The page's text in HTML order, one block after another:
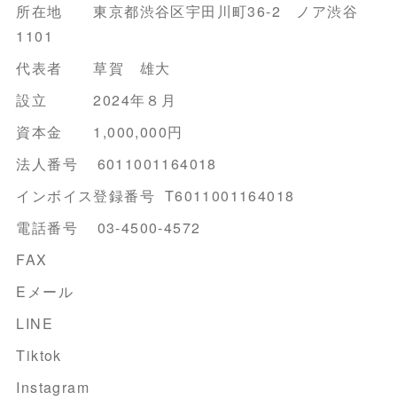
所在地 東京都渋谷区宇田川町36-2 ノア渋谷
1101
代表者 草賀 雄大
設立 2024年８月
資本金 1,000,000円
法人番号 6011001164018
インボイス登録番号 T6011001164018
電話番号 03-4500-4572
FAX
Eメール
LINE
Tiktok
Instagram